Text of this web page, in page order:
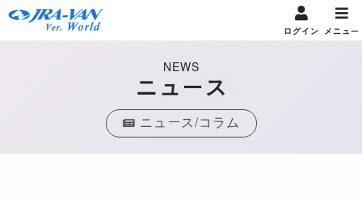
ログイン メニュー
NEWS
ニュース
ニュース/コラム